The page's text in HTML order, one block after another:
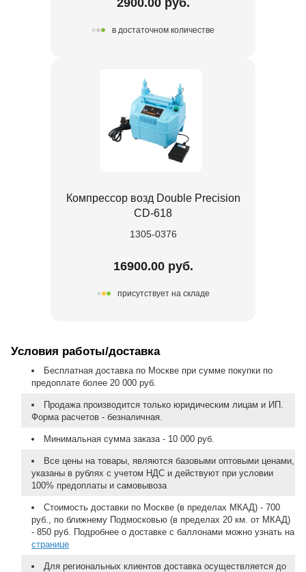
в достаточном количестве
Компрессор возд Double Precision
CD-618
1305-0376
16900.00 руб.
присутствует на складе
Условия работы/доставка
Бесплатная доставка по Москве при сумме покупки по
предоплате более 20 000 руб.
Продажа производится только юридическим лицам и ИП.
Форма расчетов - безналичная.
Минимальная сумма заказа - 10 000 руб.
Все цены на товары, являются базовыми оптовыми ценами,
указаны в рублях с учетом НДС и действуют при условии
100% предоплаты и самовывоза
Стоимость доставки по Москве (в пределах МКАД) - 700
руб., по ближнему Подмосковью (в пределах 20 км. от МКАД)
- 850 руб. Подробнее о доставке с баллонами можно узнать на
странице
Для региональных клиентов доставка осуществляется до